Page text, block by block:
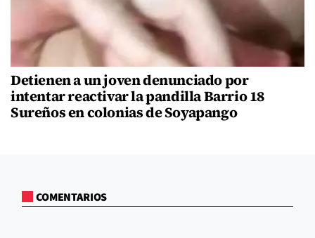
Detienen a un joven denunciado por
intentar reactivar la pandilla Barrio 18
Sureños en colonias de Soyapango
COMENTARIOS